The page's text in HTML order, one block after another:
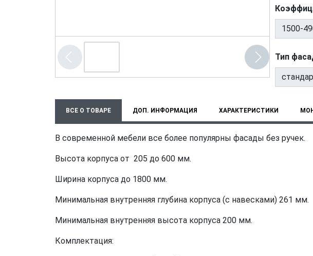
1500-
Тип
ВСЕ О ТОВАРЕ ДОП. ИНФОРМАЦИЯ ХАРАКТЕРИСТИКИ
В современной мебели все более популярны фасады без ручек.
Высота корпуса от 205 до 600 мм.
Ширина корпуса до 1800 мм.
Минимальная внутренняя глубина корпуса (с навесками) 261 мм.
Минимальная внутренняя высота корпуса 200 мм.
Комплектация: